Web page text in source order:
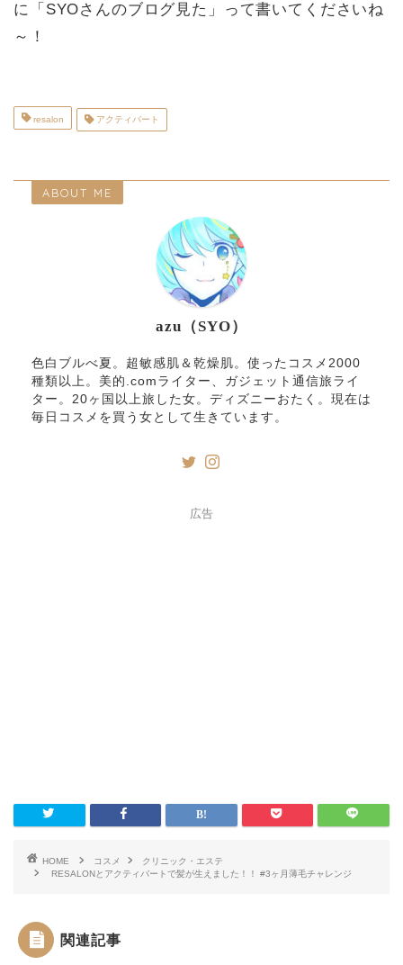
に「SYOさんのブログ見た」って書いてくださいね
～！
resalon アクティバート
ABOUT ME
azu（SYO）
色白ブルべ夏。超敏感肌＆乾燥肌。使ったコスメ2000
種類以上。美的.comライター、ガジェット通信旅ライ
ター。20ヶ国以上旅した女。ディズニーおたく。現在は
毎日コスメを買う女として生きています。
広告
HOME コスメ
クリニック・エステ
RESALONとアクティバートで髪が生えました！！ #3ヶ月薄毛チャレンジ
関連記事